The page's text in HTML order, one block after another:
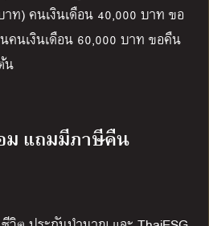
ท) คนเงินเดือน 40,000 บาท ขอ
นเงินเดือน 60,000 บาท ขอคืน
น
ม แถมมีภาษีคืน